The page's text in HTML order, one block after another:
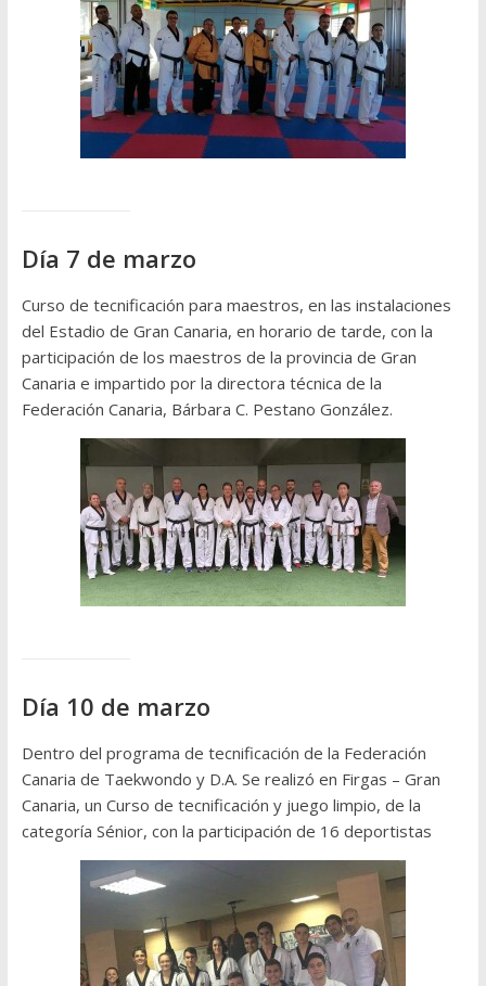
Día 7 de marzo
Curso de tecnificación para maestros, en las instalaciones
del Estadio de Gran Canaria, en horario de tarde, con la
participación de los maestros de la provincia de Gran
Canaria e impartido por la directora técnica de la
Federación Canaria, Bárbara C. Pestano González.
Día 10 de marzo
Dentro del programa de tecnificación de la Federación
Canaria de Taekwondo y D.A. Se realizó en Firgas – Gran
Canaria, un Curso de tecnificación y juego limpio, de la
categoría Sénior, con la participación de 16 deportistas